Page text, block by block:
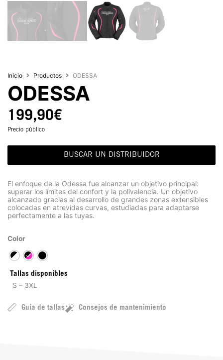
Inicio Productos ODESSA
ODESSA
199,90€
Precio público
BUSCAR UN DISTRIBUIDOR
El enfoque de la Odessa fue alcanzar un objetivo principal:
superar los límites del confort y la polivalencia. Un objetivo
alcanzado gracias al desarrollo de grandes zonas extensibles
colocadas en atrevidas curvas, estudiadas para adaptarse
perfectamente a las tuyas.
Color
Tallas disponibles
S – 3XL
Guía de tallas Consejos de mantenimiento